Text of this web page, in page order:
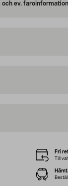
ev. faroinformation
Fri
Till